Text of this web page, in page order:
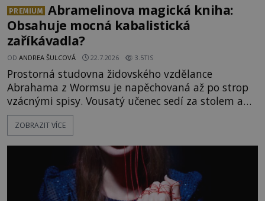
PREMIUM
Abramelinova magická kniha:
Obsahuje mocná kabalistická
zaříkávadla?
OD ANDREA ŠULCOVÁ 22.7.2026 3.5TIS
Prostorná studovna židovského vzdělance
Abrahama z Wormsu je napěchovaná až po strop
vzácnými spisy. Vousatý učenec sedí za stolem a
před sebou má rozložený jeden z nejzáhadnějších
magických textů. Jde o Abramelinův grimoár, který
kouzla, jak si někteří myslí, nebo jde o pouhou
pověru? Už šest měsíců pobývá
ZOBRAZIT VÍCE